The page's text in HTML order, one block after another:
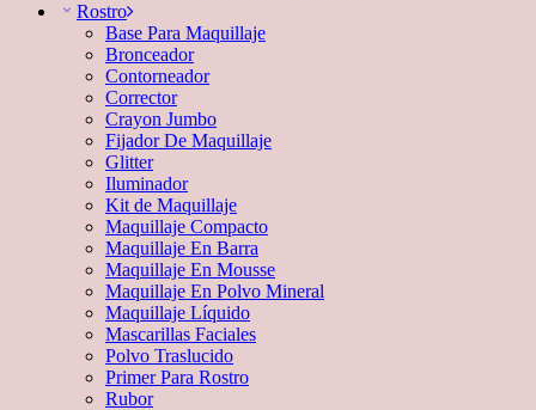
Rostro
Base Para Maquillaje
Bronceador
Contorneador
Corrector
Crayon Jumbo
Fijador De Maquillaje
Glitter
Iluminador
Kit de Maquillaje
Maquillaje Compacto
Maquillaje En Barra
Maquillaje En Mousse
Maquillaje En Polvo Mineral
Maquillaje Líquido
Mascarillas Faciales
Polvo Traslucido
Primer Para Rostro
Rubor